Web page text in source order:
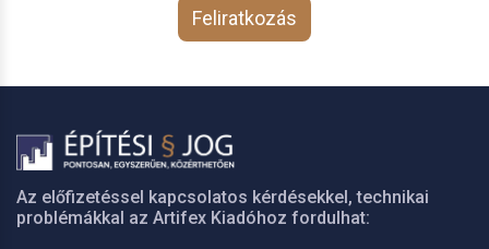
Feliratkozás
Az előfizetéssel kapcsolatos kérdésekkel, technikai
problémákkal az Artifex Kiadóhoz fordulhat: